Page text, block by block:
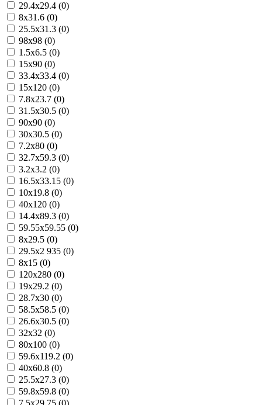
29.4x29.4 (0)
8x31.6 (0)
25.5x31.3 (0)
98x98 (0)
1.5x6.5 (0)
15x90 (0)
33.4x33.4 (0)
15x120 (0)
7.8x23.7 (0)
31.5x30.5 (0)
90x90 (0)
30x30.5 (0)
7.2x80 (0)
32.7x59.3 (0)
3.2x3.2 (0)
16.5x33.15 (0)
10x19.8 (0)
40x120 (0)
14.4x89.3 (0)
59.55x59.55 (0)
8x29.5 (0)
29.5x2 935 (0)
8x15 (0)
120x280 (0)
19x29.2 (0)
28.7x30 (0)
58.5x58.5 (0)
26.6x30.5 (0)
32x32 (0)
80x100 (0)
59.6x119.2 (0)
40x60.8 (0)
25.5x27.3 (0)
59.8x59.8 (0)
7.5x29.75 (0)